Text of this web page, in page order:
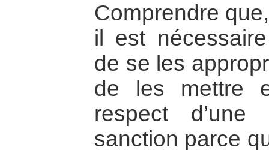
Comprendre
il est
de se les
de les mettre
respect
sanction parce